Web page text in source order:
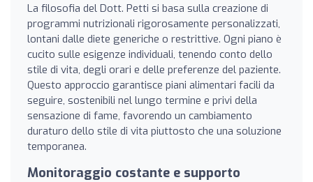
La filosofia del Dott. Petti si basa sulla creazione di
programmi nutrizionali rigorosamente personalizzati,
lontani dalle diete generiche o restrittive. Ogni piano è
cucito sulle esigenze individuali, tenendo conto dello
stile di vita, degli orari e delle preferenze del paziente.
Questo approccio garantisce piani alimentari facili da
seguire, sostenibili nel lungo termine e privi della
sensazione di fame, favorendo un cambiamento
duraturo dello stile di vita piuttosto che una soluzione
temporanea.
Monitoraggio costante e supporto